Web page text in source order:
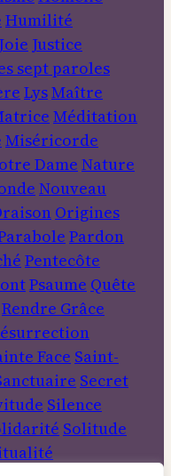
Humilité
Joie Justice
sept paroles
LysMaître
Méditation
Miséricorde
Dame Nature
Nouveau
Origines
Pardon
Pentecôte
Psaume Quête
Rendre Grâce
Face Saint-
Secret
Silence
Solitude